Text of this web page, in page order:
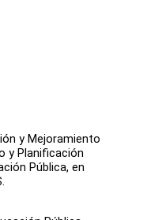
y Mejoramiento
y Planificación
Pública, en